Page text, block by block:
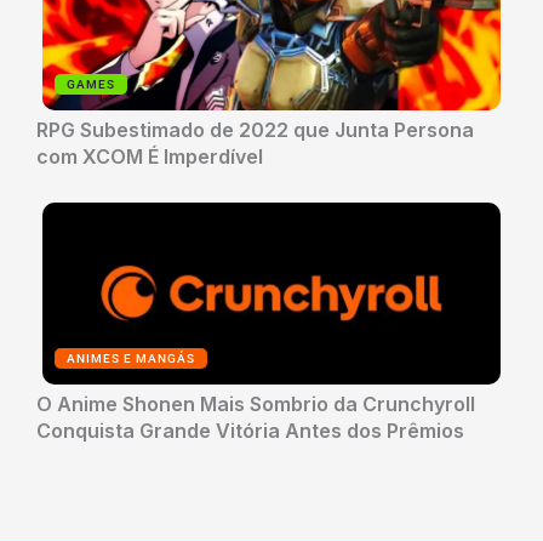
GAMES
RPG Subestimado de 2022 que Junta Persona
com XCOM É Imperdível
ANIMES E MANGÁS
O Anime Shonen Mais Sombrio da Crunchyroll
Conquista Grande Vitória Antes dos Prêmios